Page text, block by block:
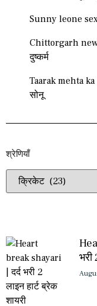
Sunny leone
Chittorgarh
दुष्कर्म
Taarak mehta
सोनू
श्रेणियाँ​​
भरी